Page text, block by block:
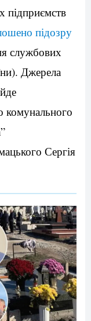
підприємств
підозру
службових
Джерела
комунального
Сергія